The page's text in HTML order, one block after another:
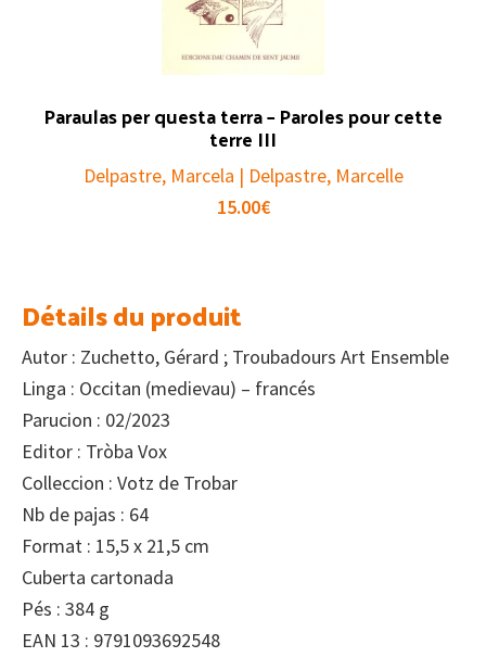
Paraulas per questa terra – Paroles pour cette
terre III
Delpastre, Marcela | Delpastre, Marcelle
15.00€
Détails du produit
Autor : Zuchetto, Gérard ; Troubadours Art Ensemble
Linga : Occitan (medievau) – francés
Parucion : 02/2023
Editor : Tròba Vox
Colleccion : Votz de Trobar
Nb de pajas : 64
Format : 15,5 x 21,5 cm
Cuberta cartonada
Pés : 384 g
EAN 13 : 9791093692548